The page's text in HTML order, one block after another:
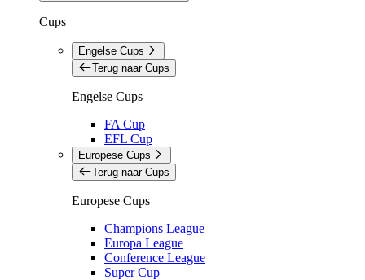
Cups
Engelse Cups
Terug naar Cups
Engelse Cups
FA Cup
EFL Cup
Europese Cups
Terug naar Cups
Europese Cups
Champions League
Europa League
Conference League
Super Cup